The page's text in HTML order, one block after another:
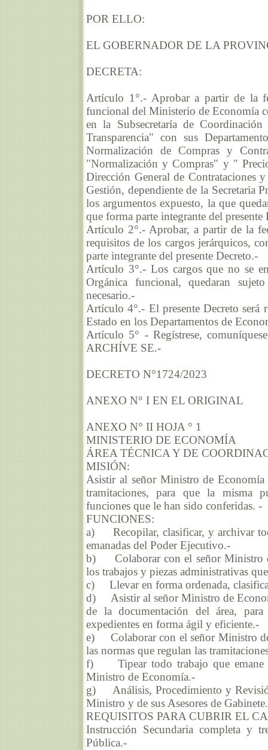
POR ELLO:
EL GOBERNADOR DE LA
DECRETA:
Artículo 1°.- Aprobar a partir de la
funcional del Ministerio de Economía
en la Subsecretaría de
Transparencia" con sus
Normalización de Compras y
"Normalización y Compras" y "
Dirección General de Contrataciones
Gestión, dependiente de la Secretaria
los argumentos expuesto, la que
que forma parte integrante del presente
Artículo 2°.- Aprobar, a partir de la
requisitos de los cargos jerárquicos,
parte integrante del presente Decreto.-
Artículo 3°.- Los cargos que no se
Orgánica funcional, quedaran
necesario.-
Artículo 4°.- El presente Decreto será
Estado en los Departamentos de
Artículo 5° - Regístrese,
ARCHÍVE SE.-
DECRETO N°1724/2023
ANEXO N° I EN EL ORIGINAL
ANEXO N° II HOJA ° 1
MINISTERIO DE ECONOMÍA
ÁREA TÉCNICA Y DE
MISIÓN:
Asistir al señor Ministro de
tramitaciones, para que la misma
funciones que le han sido conferidas. -
FUNCIONES:
a) Recopilar, clasificar, y archivar
emanadas del Poder Ejecutivo.-
b) Colaborar con el señor Ministro
los trabajos y piezas administrativas
c) Llevar en forma ordenada,
d) Asistir al señor Ministro de
de la documentación del área, para
expedientes en forma ágil y eficiente.-
e) Colaborar con el señor Ministro
las normas que regulan las
f) Tipear todo trabajo que emane
Ministro de Economía.-
g) Análisis, Procedimiento y
Ministro y de sus Asesores de
REQUISITOS PARA CUBRIR EL
Instrucción Secundaria completa y
Pública.-